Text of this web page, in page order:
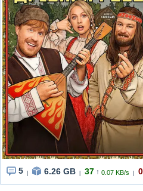
5 6.26 GB 37 ↑ 0.07 KB/s 0